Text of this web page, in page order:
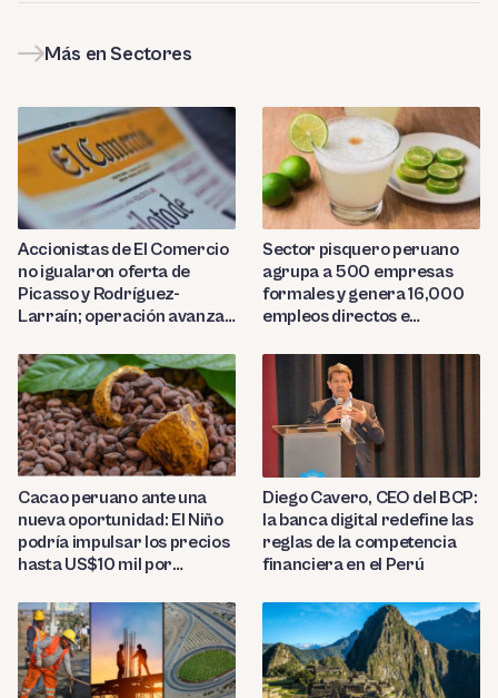
Más en Sectores
Accionistas de El Comercio
no igualaron oferta de
Picasso y Rodríguez-
Larraín; operación avanza
Sector pisquero peruano
agrupa a 500 empresas
formales y genera 16,000
empleos directos e
Cacao peruano ante una
nueva oportunidad: El Niño
podría impulsar los precios
hasta US$10 mil por
Diego Cavero, CEO del BCP:
la banca digital redefine las
reglas de la competencia
financiera en el Perú